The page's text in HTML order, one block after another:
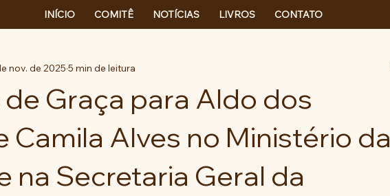
INÍCIO COMITÊ NOTÍCIAS LIVROS CONTATO
Graça para Aldo dos
Camila Alves no Ministério da
na Secretaria Geral da
nov. de 2025 5 min de leitura